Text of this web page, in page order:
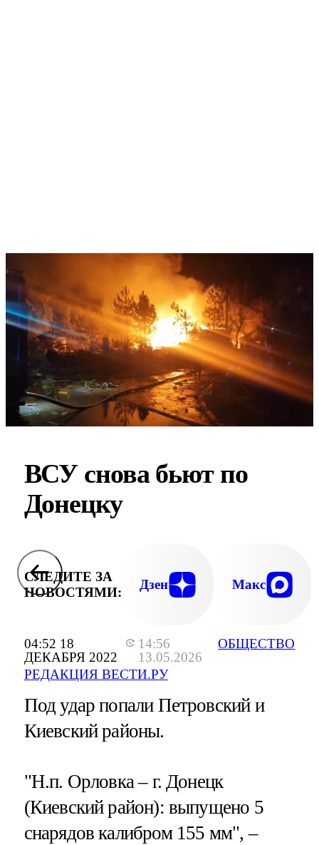
04:52 18
ДЕКАБРЯ 2022
14:56
13.05.2026
РЕДАКЦИЯ ВЕСТИ.РУ
ОБЩЕСТВО
ВСУ снова бьют по
Донецку
СЛЕДИТЕ ЗА
НОВОСТЯМИ:
Дзен Макс
Под удар попали Петровский и
Киевский районы.
"Н.п. Орловка – г. Донецк
(Киевский район): выпущено 5
снарядов калибром 155 мм", –